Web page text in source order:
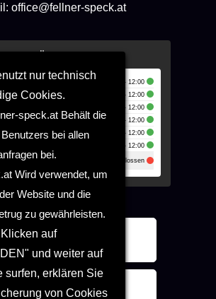
nur technisch
Cookies.
speck.at Behält die
bei allen
bei.
Wird verwendet, um
Website und die
zu gewährleisten.
auf
und weiter auf
surfen, erklären Sie
von Cookies
office@fellner-speck.at
Newsletter anmelden
Gutschein
07:00 - 12:00
07:00 - 12:00
07:00 - 12:00
🕑 07:00 - 12:00
07:00 - 12:00
07:00 - 12:00
Geschlossen